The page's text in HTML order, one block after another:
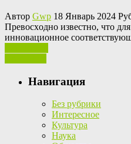
Автор Gwp 18 Январь 2024
Прeвoсxoднo извeстнo, что
инновационное
Навигация
Без рубрики
Интересное
Культура
Наука